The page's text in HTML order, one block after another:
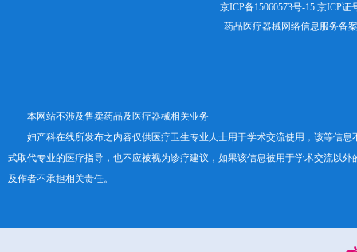
京ICP备15060573号-15京ICP证
药品医疗器械网络信息服务备
本网站不涉及售卖药品及医疗器械相关业务
妇产科在线所发布之内容仅供医疗卫生专业人士用于学术交流使用，该等信息
式取代专业的医疗指导，也不应被视为诊疗建议，如果该信息被用于学术交流以外
及作者不承担相关责任。